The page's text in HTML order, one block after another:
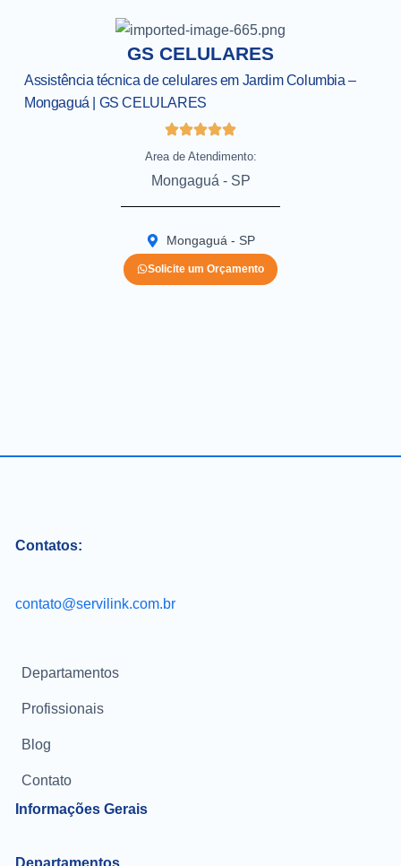
GS CELULARES
Assistência técnica de celulares em Jardim Columbia –
Mongaguá | GS CELULARES
Area de Atendimento:
Mongaguá - SP
Mongaguá - SP
Solicite um Orçamento
Contatos:
contato@servilink.com.br
Informações Gerais
Departamentos
Profissionais
Blog
Contato
Departamentos